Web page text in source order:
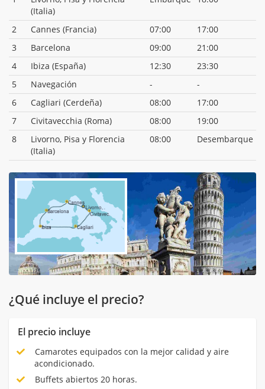
(Italia)
2 Cannes (Francia) 07:00
17:00
3
Barcelona 09:00
21:00
4
Ibiza (España) 12:30
23:30
5
Navegación -
-
6
Cagliari (Cerdeña) 08:00
17:00
7
Civitavecchia (Roma) 08:00
19:00
8
Livorno, Pisa y Florencia
(Italia)
08:00 Desembarque
¿Qué incluye el precio?
El precio incluye
Camarotes equipados con la mejor calidad y aire
acondicionado.
Buffets abiertos 20 horas.